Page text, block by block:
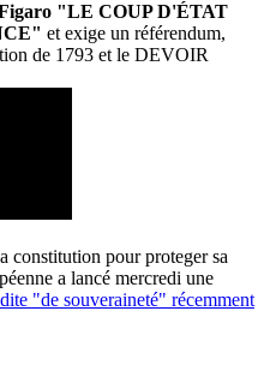
"LE COUP D'ÉTAT
et exige un référendum,
de 1793 et le DEVOIR
constitution pour proteger sa
a lancé mercredi une
"de souveraineté" récemment